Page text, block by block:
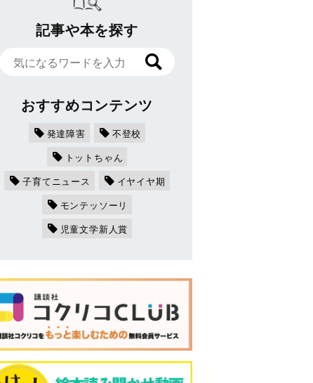
記事や本を探す
おすすめコンテンツ
発達障害
不登校
トットちゃん
子育てニュース
イヤイヤ期
モンテッソーリ
児童文学新人賞